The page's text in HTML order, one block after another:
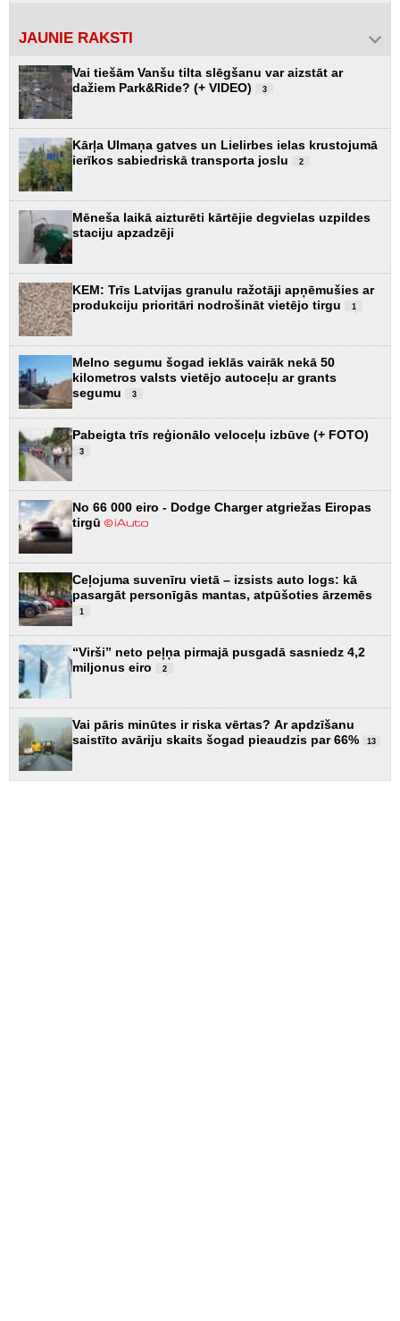
JAUNIE RAKSTI
Vai tiešām Vanšu tilta slēgšanu var aizstāt ar
dažiem Park&Ride? (+ VIDEO)
3
Kārļa Ulmaņa gatves un Lielirbes ielas krustojumā
ierīkos sabiedriskā transporta joslu
2
Mēneša laikā aizturēti kārtējie degvielas uzpildes
staciju apzadzēji
KEM: Trīs Latvijas granulu ražotāji apņēmušies ar
produkciju prioritāri nodrošināt vietējo tirgu
1
Melno segumu šogad ieklās vairāk nekā 50
kilometros valsts vietējo autoceļu ar grants
segumu
3
Pabeigta trīs reģionālo veloceļu izbūve (+ FOTO)
3
No 66 000 eiro - Dodge Charger atgriežas Eiropas
tirgū
Ceļojuma suvenīru vietā – izsists auto logs: kā
pasargāt personīgās mantas, atpūšoties ārzemēs
1
“Virši” neto peļņa pirmajā pusgadā sasniedz 4,2
miljonus eiro
2
Vai pāris minūtes ir riska vērtas? Ar apdzīšanu
saistīto avāriju skaits šogad pieaudzis par 66%
13